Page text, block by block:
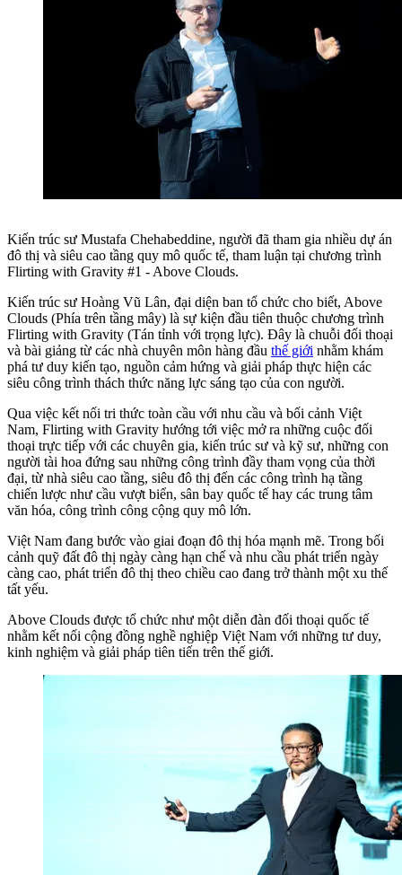
Kiến trúc sư Mustafa Chehabeddine, người đã tham gia nhiều dự án
đô thị và siêu cao tầng quy mô quốc tế, tham luận tại chương trình
Flirting with Gravity #1 - Above Clouds.
Kiến trúc sư Hoàng Vũ Lân, đại diện ban tổ chức cho biết, Above
Clouds (Phía trên tầng mây) là sự kiện đầu tiên thuộc chương trình
Flirting with Gravity (Tán tỉnh với trọng lực). Đây là chuỗi đối thoại
và bài giảng từ các nhà chuyên môn hàng đầu thế giới nhằm khám
phá tư duy kiến tạo, nguồn cảm hứng và giải pháp thực hiện các
siêu công trình thách thức năng lực sáng tạo của con người.
Qua việc kết nối tri thức toàn cầu với nhu cầu và bối cảnh Việt
Nam, Flirting with Gravity hướng tới việc mở ra những cuộc đối
thoại trực tiếp với các chuyên gia, kiến trúc sư và kỹ sư, những con
người tài hoa đứng sau những công trình đầy tham vọng của thời
đại, từ nhà siêu cao tầng, siêu đô thị đến các công trình hạ tầng
chiến lược như cầu vượt biển, sân bay quốc tế hay các trung tâm
văn hóa, công trình công cộng quy mô lớn.
Việt Nam đang bước vào giai đoạn đô thị hóa mạnh mẽ. Trong bối
cảnh quỹ đất đô thị ngày càng hạn chế và nhu cầu phát triển ngày
càng cao, phát triển đô thị theo chiều cao đang trở thành một xu thế
tất yếu.
Above Clouds được tổ chức như một diễn đàn đối thoại quốc tế
nhằm kết nối cộng đồng nghề nghiệp Việt Nam với những tư duy,
kinh nghiệm và giải pháp tiên tiến trên thế giới.